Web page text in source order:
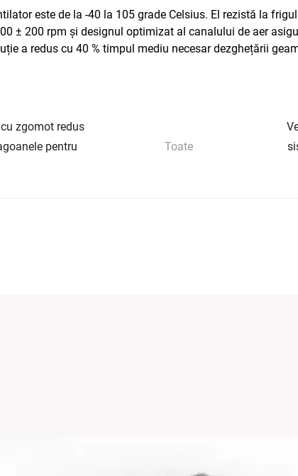
este de la -40 la 105 grade Celsius. El rezistă la
± 200 rpm și designul optimizat al canalului de aer
a redus cu 40 % timpul mediu necesar dezghețării
zgomot redus
pentru
Toate